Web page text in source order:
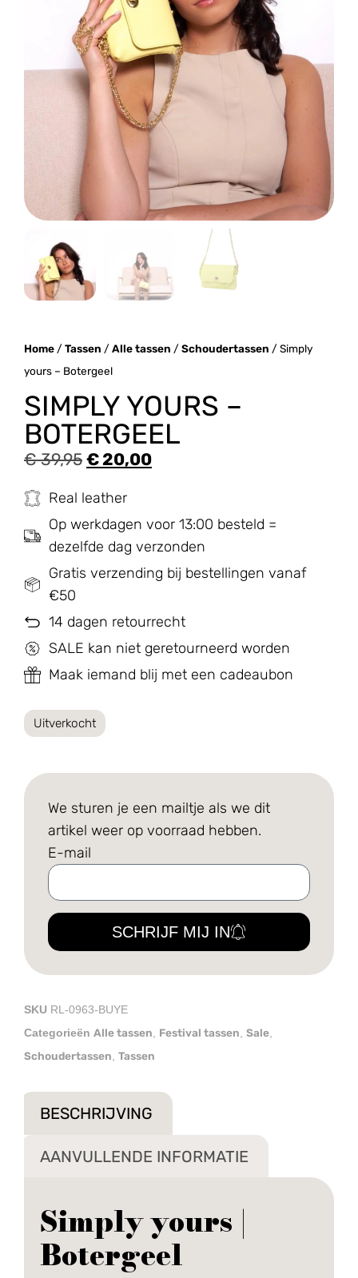
Home / Tassen / Alle tassen / Schoudertassen / Simply
yours – Botergeel
SIMPLY YOURS –
BOTERGEEL
€39,95 €20,00
Real leather
Op werkdagen voor 13:00 besteld =
dezelfde dag verzonden
Gratis verzending bij bestellingen vanaf
€50
14 dagen retourrecht
SALE kan niet geretourneerd worden
Maak iemand blij met een cadeaubon
Uitverkocht
We sturen je een mailtje als we dit
artikel weer op voorraad hebben.
E-mail
SCHRIJF MIJ IN
SKU RL-0963-BUYE
Categorieën Alle tassen Festival tassen Sale
Schoudertassen Tassen
BESCHRIJVING
AANVULLENDE INFORMATIE
Simply yours |
Botergeel